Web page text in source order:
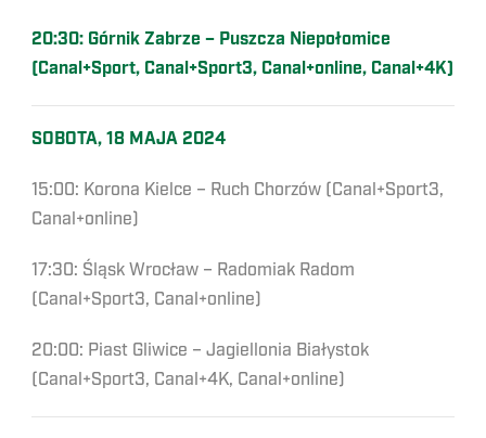
20:30: Górnik Zabrze – Puszcza Niepołomice
(Canal+Sport, Canal+Sport3, Canal+online, Canal+4K)
SOBOTA, 18 MAJA 2024
15:00: Korona Kielce – Ruch Chorzów (Canal+Sport3,
Canal+online)
17:30: Śląsk Wrocław – Radomiak Radom
(Canal+Sport3, Canal+online)
20:00: Piast Gliwice – Jagiellonia Białystok
(Canal+Sport3, Canal+4K, Canal+online)